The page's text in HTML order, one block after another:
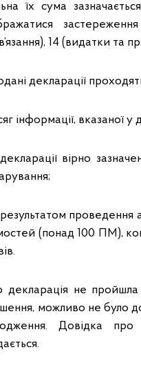
їх сума
14 (видатки та
декларації
інформації, вказаної
вірно
проведення
(понад 100 ПМ),
декларація не
можливо не було
Довідка про